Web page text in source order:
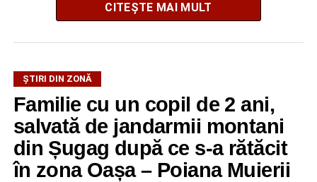
La ediția din acest an au participat peste 200 de cadre
didactice din întreaga țară. Printre participanți s-au aflat
profesori debutanți, profesori cu experiență, inspectori
școlari, directori de școli, consilieri școlari, educatori și
învățători, reprezentând aproape toate disciplinele din
sistemul de învățământ.
CITEȘTE MAI MULT
ȘTIRI DIN ZONĂ
Familie cu un copil de 2 ani,
salvată de jandarmii montani
din Șugag după ce s-a rătăcit
în zona Oașa – Poiana Muierii